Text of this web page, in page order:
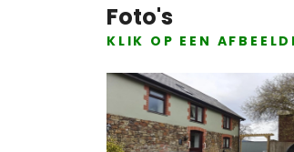
Foto's
KLIK OP EEN